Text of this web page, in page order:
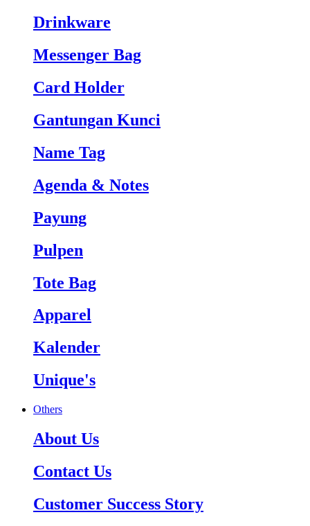
Drinkware
Messenger Bag
Card Holder
Gantungan Kunci
Name Tag
Agenda & Notes
Payung
Pulpen
Tote Bag
Apparel
Kalender
Unique's
Others
About Us
Contact Us
Customer Success Story